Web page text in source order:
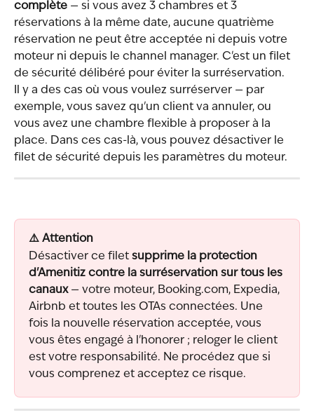
complète — si vous avez 3 chambres et 3
réservations à la même date, aucune quatrième
réservation ne peut être acceptée ni depuis votre
moteur ni depuis le channel manager. C'est un filet
de sécurité délibéré pour éviter la surréservation.
Il y a des cas où vous voulez surréserver — par
exemple, vous savez qu'un client va annuler, ou
vous avez une chambre flexible à proposer à la
place. Dans ces cas-là, vous pouvez désactiver le
filet de sécurité depuis les paramètres du moteur.
⚠️ Attention
Désactiver ce filet supprime la protection
d'Amenitiz contre la surréservation sur tous les
canaux — votre moteur, Booking.com, Expedia,
Airbnb et toutes les OTAs connectées. Une
fois la nouvelle réservation acceptée, vous
vous êtes engagé à l'honorer ; reloger le client
est votre responsabilité. Ne procédez que si
vous comprenez et acceptez ce risque.